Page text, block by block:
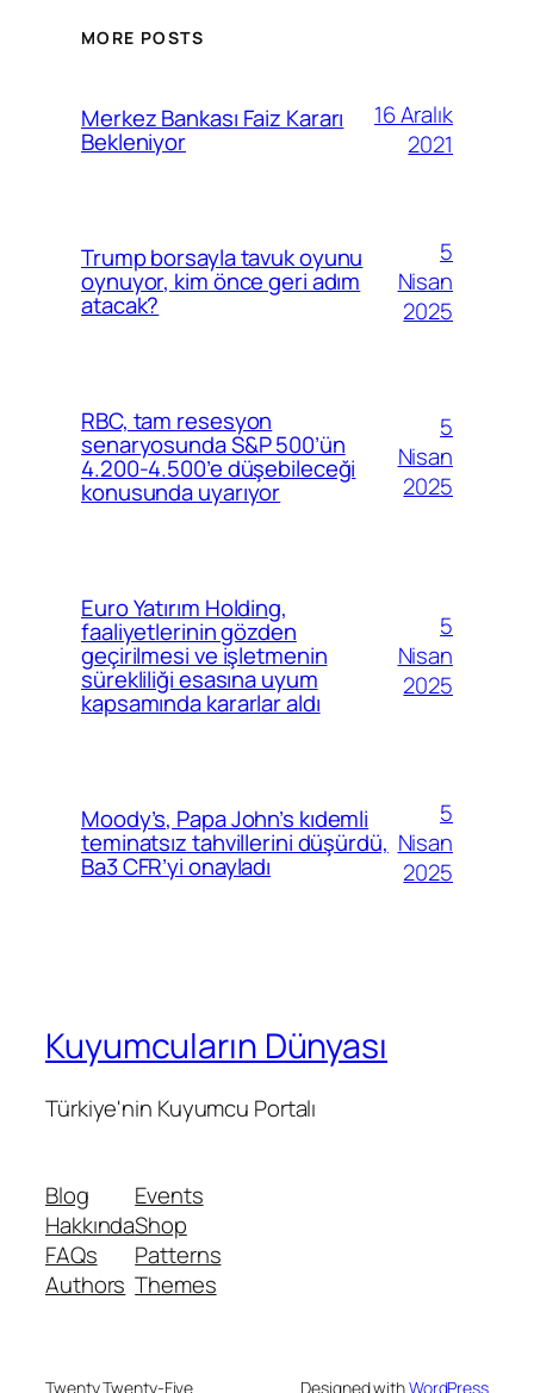
MORE POSTS
Merkez Bankası Faiz Kararı
Bekleniyor
16 Aralık
2021
Trump borsayla tavuk oyunu
oynuyor, kim önce geri adım
atacak?
5
Nisan
2025
RBC, tam resesyon
senaryosunda S&P 500’ün
4.200-4.500’e düşebileceği
konusunda uyarıyor
5
Nisan
2025
Euro Yatırım Holding,
faaliyetlerinin gözden
geçirilmesi ve işletmenin
sürekliliği esasına uyum
kapsamında kararlar aldı
5
Nisan
2025
Moody’s, Papa John’s kıdemli
teminatsız tahvillerini düşürdü,
Ba3 CFR’yi onayladı
5
Nisan
2025
Kuyumcuların Dünyası
Türkiye'nin Kuyumcu Portalı
Blog
Hakkında
FAQs
Authors
Events
Shop
Patterns
Themes
Twenty Twenty-Five Designed withWordPress